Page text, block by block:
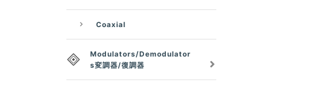
Coaxial
Modulators/Demodulator
s変調器/復調器